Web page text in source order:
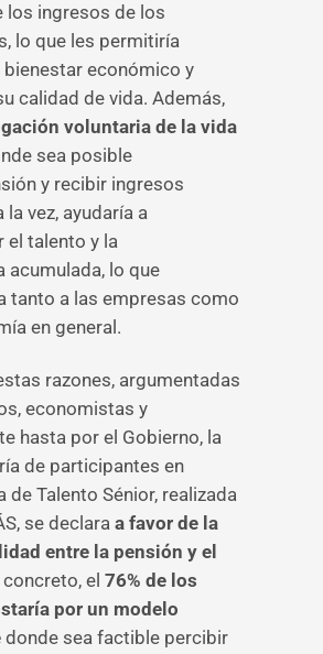
los ingresos de los
lo que les permitiría
bienestar económico y
calidad de vida. Además,
voluntaria de la vida
sea posible
y recibir ingresos
la vez, ayudaría a
el talento y la
acumulada, lo que
tanto a las empresas como
en general.
razones, argumentadas
economistas y
hasta por el Gobierno, la
de participantes en
de Talento Sénior, realizada
se declara a favor de la
entre la pensión y el
el 76% de los
por un modelo
donde sea factible percibir